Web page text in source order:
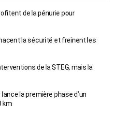
de la pénurie pour
la sécurité et freinent les
de la STEG, mais la
la première phase d’un
km